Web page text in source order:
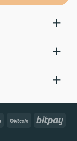
Mollie BitCoin